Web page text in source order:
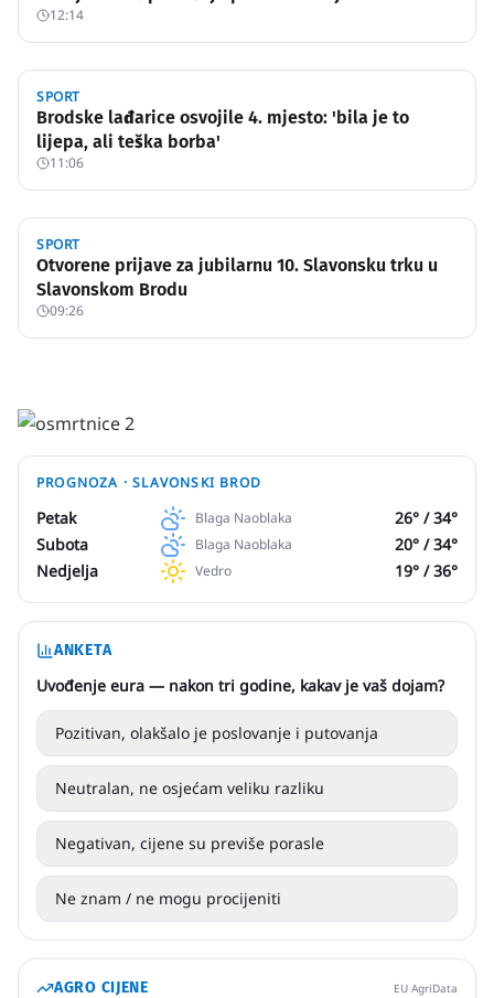
12:14
SPORT
Brodske lađarice osvojile 4. mjesto: 'bila je to
lijepa, ali teška borba'
11:06
SPORT
Otvorene prijave za jubilarnu 10. Slavonsku trku u
Slavonskom Brodu
09:26
PROGNOZA ·SLAVONSKI BROD
Petak Blaga Naoblaka 26° /34°
Subota
Blaga Naoblaka 20° /34°
Nedjelja
Vedro 19° /36°
ANKETA
Uvođenje eura — nakon tri godine, kakav je vaš dojam?
Pozitivan, olakšalo je poslovanje i putovanja
Neutralan, ne osjećam veliku razliku
Negativan, cijene su previše porasle
Ne znam / ne mogu procijeniti
AGRO CIJENE EU AgriData